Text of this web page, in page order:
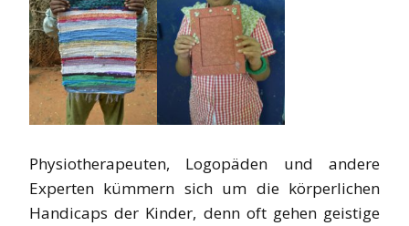
Physiotherapeuten, Logopäden und andere
Experten kümmern sich um die körperlichen
Handicaps der Kinder, denn oft gehen geistige